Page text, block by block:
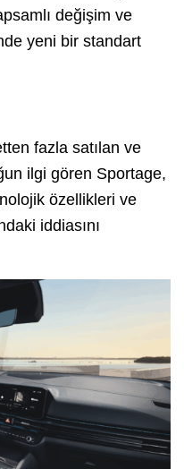
değişim ve
yeni bir standart
fazla satılan ve
ilgi gören Sportage,
özellikleri ve
iddiasını